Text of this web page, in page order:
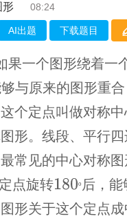
形 08:24
AI出题 下载题目
果一个图形绕着一
与原来的图形重
个定点叫做对称
形。线段、平行
常见的中心对称图
点旋转
º
180º
后，
形关于这个定点